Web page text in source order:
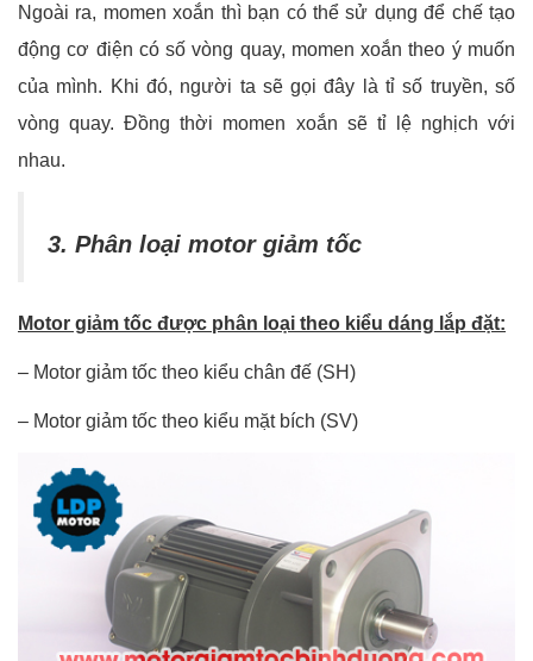
Ngoài ra, momen xoắn thì bạn có thể sử dụng để chế tạo
động cơ điện có số vòng quay, momen xoắn theo ý muốn
của mình. Khi đó, người ta sẽ gọi đây là tỉ số truyền, số
vòng quay. Đồng thời momen xoắn sẽ tỉ lệ nghịch với
nhau.
3. Phân loại motor giảm tốc
Motor giảm tốc được phân loại theo kiểu dáng lắp đặt:
– Motor giảm tốc theo kiểu chân đế (SH)
– Motor giảm tốc theo kiểu mặt bích (SV)